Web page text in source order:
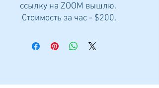
ссылку на ZOOM вышлю.
Стоимость за час - $200.